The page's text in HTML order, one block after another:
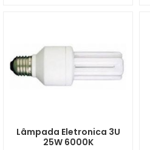
Lâmpada Eletronica 3U
25W 6000K